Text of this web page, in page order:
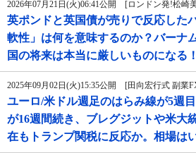
2026年07月21日(火)06:41公開 [ロンドン発!松崎
英ポンドと英国債が売りで反応した
軟性」は何を意味するのか？バーナ
国の将来は本当に厳しいものになる！
2025年09月02日(火)15:35公開 [田向宏行式 副業
ユーロ/米ドル週足のはらみ線が5週
が16週間続き、ブレグジットや米大
在もトランプ関税に反応か。相場は